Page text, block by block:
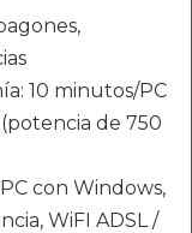
10 minutos/PC
de 750
con Windows,
WiFI ADSL /